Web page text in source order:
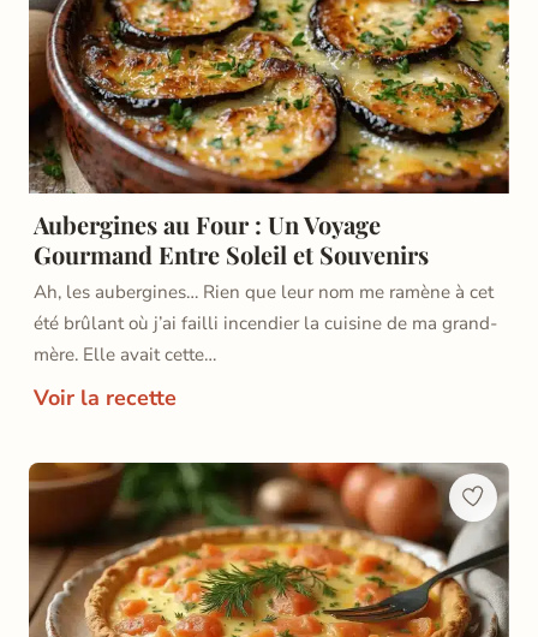
Aubergines au Four : Un Voyage
Gourmand Entre Soleil et Souvenirs
Ah, les aubergines… Rien que leur nom me ramène à cet
été brûlant où j’ai failli incendier la cuisine de ma grand-
mère. Elle avait cette…
Voir la recette